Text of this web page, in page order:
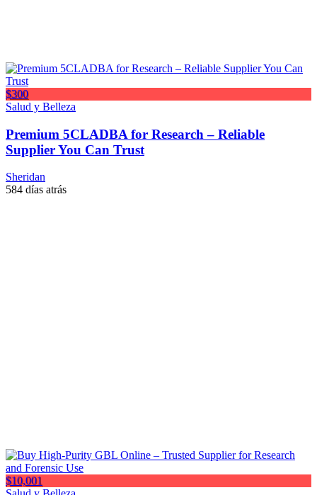
$300
Salud y Belleza
Premium 5CLADBA for Research – Reliable
Supplier You Can Trust
Sheridan
584 días atrás
$10,001